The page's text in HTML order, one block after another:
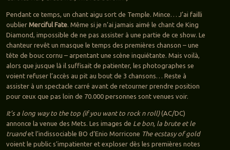
Pendant ce temps, un chant aigu sort de Temple. Mince… J’ai failli
oublier Merciful Fate. Même si je n’ai jamais aimé le chant de King
Diamond, impossible de ne pas assister à une partie de ce show. Le
chanteur revêt un masque le temps des premières chanson – une
tête de bouc cornu – arpentant une scène inquiétante. Mais voilà,
alors que jusque là il suffisait de patienter, les photographes se
voient refuser l’accès au pit au bout de 3 chansons… Reste à
assister à un spectacle carré avant de retourner prendre position
pour ceux que pas loin de 70.000 personnes sont venues voir.
It’s a long way to the top (if you want to rock n roll)(AC/DC)
annonce la venue des Mets. Les images de Le bon, la brute et le
truandet l’indissociable BO d’Enio Morricone The ecstasy of gold
voient le public s’impatienter et exploser dès les premières notes